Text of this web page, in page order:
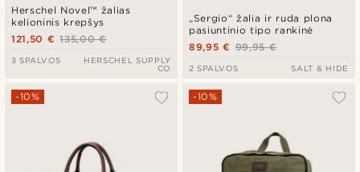
Herschel Novel™ žalias
kelioninis krepšys
135,00 €
121,50 €
3 SPALVOS
HERSCHEL SUPPLY
CO
„Sergio“ žalia ir ruda plona
pasiuntinio tipo rankinė
99,95 €
89,95 €
2 SPALVOS SALT & HIDE
-10% -10%